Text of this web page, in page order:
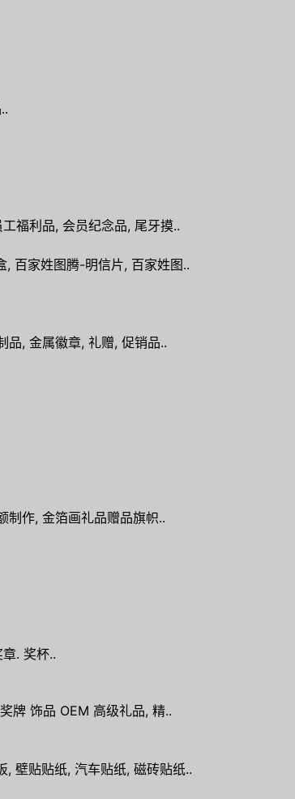
福利品, 会员纪念品, 尾牙摸..
, 百家姓图腾-明信片, 百家姓图..
品, 金属徽章, 礼赠, 促销品..
制作, 金箔画礼品赠品旗帜..
. 奖杯..
牌 饰品 OEM 高级礼品, 精..
, 壁贴贴纸, 汽车贴纸, 磁砖贴纸..